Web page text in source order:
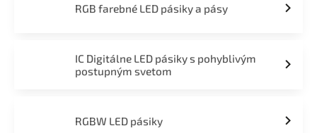
RGB farebné LED pásiky a pásy
IC Digitálne LED pásiky s pohyblivým
postupným svetom
RGBW LED pásiky